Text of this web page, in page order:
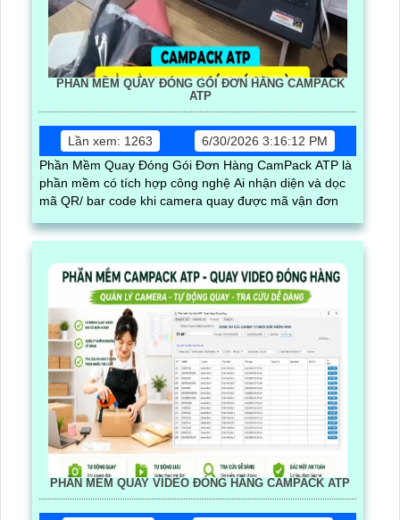
PHẦN MỀM QUAY ĐÓNG GÓI ĐƠN HÀNG CAMPACK
ATP
Lần xem: 1263
6/30/2026 3:16:12 PM
Phần Mềm Quay Đóng Gói Đơn Hàng CamPack ATP là
phần mềm có tích hợp công nghệ Ai nhận diện và dọc
mã QR/ bar code khi camera quay được mã vận đơn
PHẦN MỀM QUAY VIDEO ĐÓNG HÀNG CAMPACK ATP